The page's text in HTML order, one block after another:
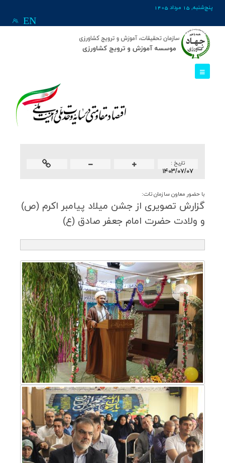
پنج‌شنبه, 15 مرداد 1405
EN
تاريخ :
۱۴۰۳/۰۷/۰۷
با حضور معاون سازمان تات:
گزارش تصویری از جشن میلاد پیامبر اكرم (ص)
و ولادت حضرت امام جعفر صادق (ع)